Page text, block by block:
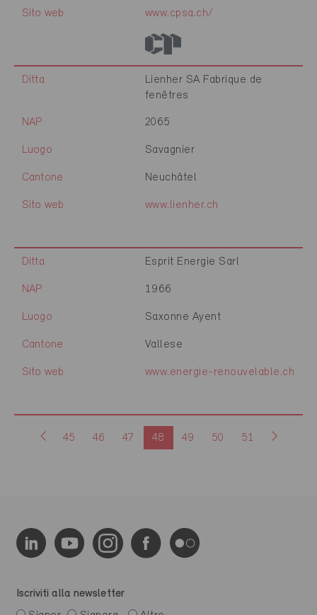
Sito web www.cpsa.ch/
Ditta
Lienher SA Fabrique de
fenêtres
NAP 2065
Luogo Savagnier
Cantone Neuchâtel
Sito web www.lienher.ch
Ditta Esprit Energie Sarl
NAP 1966
Luogo Saxonne Ayent
Cantone Vallese
Sito web www.energie-renouvelable.ch
45 46 47 48 49 50 51
Iscriviti alla newsletter